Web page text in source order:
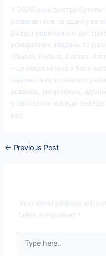
У 2026 році
розвиватися та
Вибір правильного
конкретних завдань та
Ubuntu, Fedora, Debian,
– це лише кілька з
задовольнити різні
новачок, розробник,
у світі Linux завжди
вас.
← Previous Post
Your email address will
fields are marked *
here..